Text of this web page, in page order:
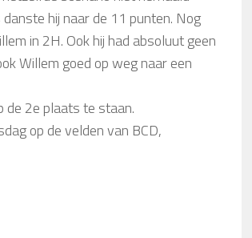
hij naar de 11 punten. Nog
in 2H. Ook hij had absoluut geen
Willem goed op weg naar een
de 2e plaats te staan.
op de velden van BCD,